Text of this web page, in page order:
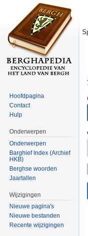
Hoofdpagina
Contact
Hulp
Onderwerpen
Onderwerpen
Barghief Index (Archief
HKB)
Berghse woorden
Jaartallen
Wijzigingen
Nieuwe pagina's
Nieuwe bestanden
Recente wijzigingen